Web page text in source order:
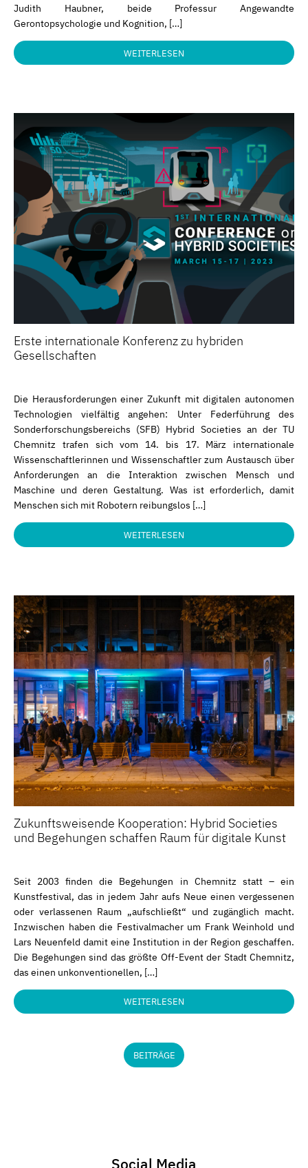
Judith Haubner, beide Professur Angewandte
Gerontopsychologie und Kognition, […]
WEITERLESEN
Erste internationale Konferenz zu hybriden
Gesellschaften
Die Herausforderungen einer Zukunft mit digitalen autonomen
Technologien vielfältig angehen: Unter Federführung des
Sonderforschungsbereichs (SFB) Hybrid Societies an der TU
Chemnitz trafen sich vom 14. bis 17. März internationale
Wissenschaftlerinnen und Wissenschaftler zum Austausch über
Anforderungen an die Interaktion zwischen Mensch und
Maschine und deren Gestaltung. Was ist erforderlich, damit
Menschen sich mit Robotern reibungslos […]
WEITERLESEN
Zukunftsweisende Kooperation: Hybrid Societies
und Begehungen schaffen Raum für digitale Kunst
Seit 2003 finden die Begehungen in Chemnitz statt – ein
Kunstfestival, das in jedem Jahr aufs Neue einen vergessenen
oder verlassenen Raum „aufschließt“ und zugänglich macht.
Inzwischen haben die Festivalmacher um Frank Weinhold und
Lars Neuenfeld damit eine Institution in der Region geschaffen.
Die Begehungen sind das größte Off-Event der Stadt Chemnitz,
das einen unkonventionellen, […]
WEITERLESEN
BEITRÄGE
Social Media